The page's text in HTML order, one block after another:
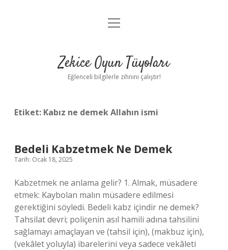
Anasayfa
Yasal Uyarı
menüyü
Zekice Oyun Tüyoları
Eğlenceli bilgilerle zihnini çalıştır!
Etiket: Kabız ne demek Allahın ismi
Bedeli Kabzetmek Ne Demek
Tarih: Ocak 18, 2025
Kabzetmek ne anlama gelir? 1. Almak, müsadere
etmek: Kaybolan malın müsadere edilmesi
gerektiğini söyledi. Bedeli kabz içindir ne demek?
Tahsilat devri; poliçenin asıl hamili adına tahsilini
sağlamayı amaçlayan ve (tahsil için), (makbuz için),
(vekâlet yoluyla) ibarelerini veya sadece vekâleti